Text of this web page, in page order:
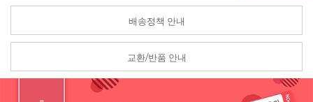
배송정책 안내
교환/반품 안내